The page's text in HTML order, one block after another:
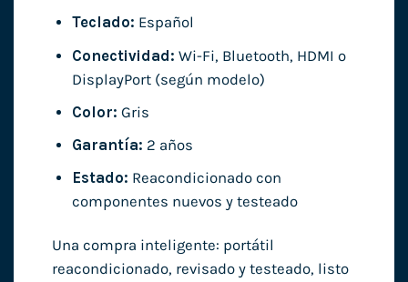
Teclado: Español
Conectividad: Wi-Fi, Bluetooth, HDMI o
DisplayPort (según modelo)
Color: Gris
Garantía: 2 años
Estado: Reacondicionado con
componentes nuevos y testeado
Una compra inteligente: portátil
reacondicionado, revisado y testeado, listo